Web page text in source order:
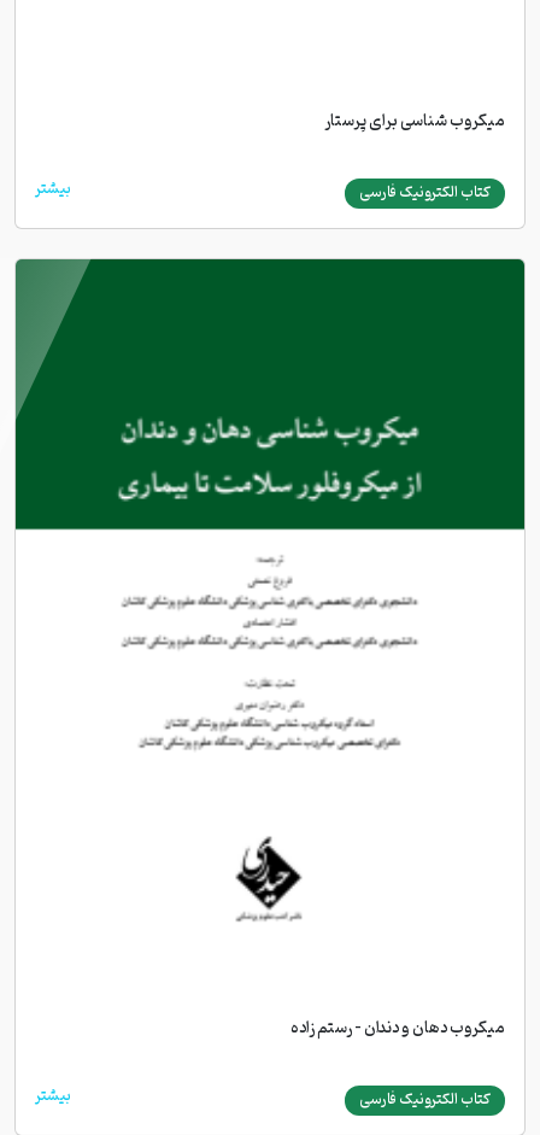
میکروب شناسی برای پرستار
کتاب الکترونیک فارسی بیشتر
میکروب دهان و دندان - رستم زاده
کتاب الکترونیک فارسی بیشتر